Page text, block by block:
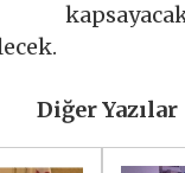
Diğer Yazılar